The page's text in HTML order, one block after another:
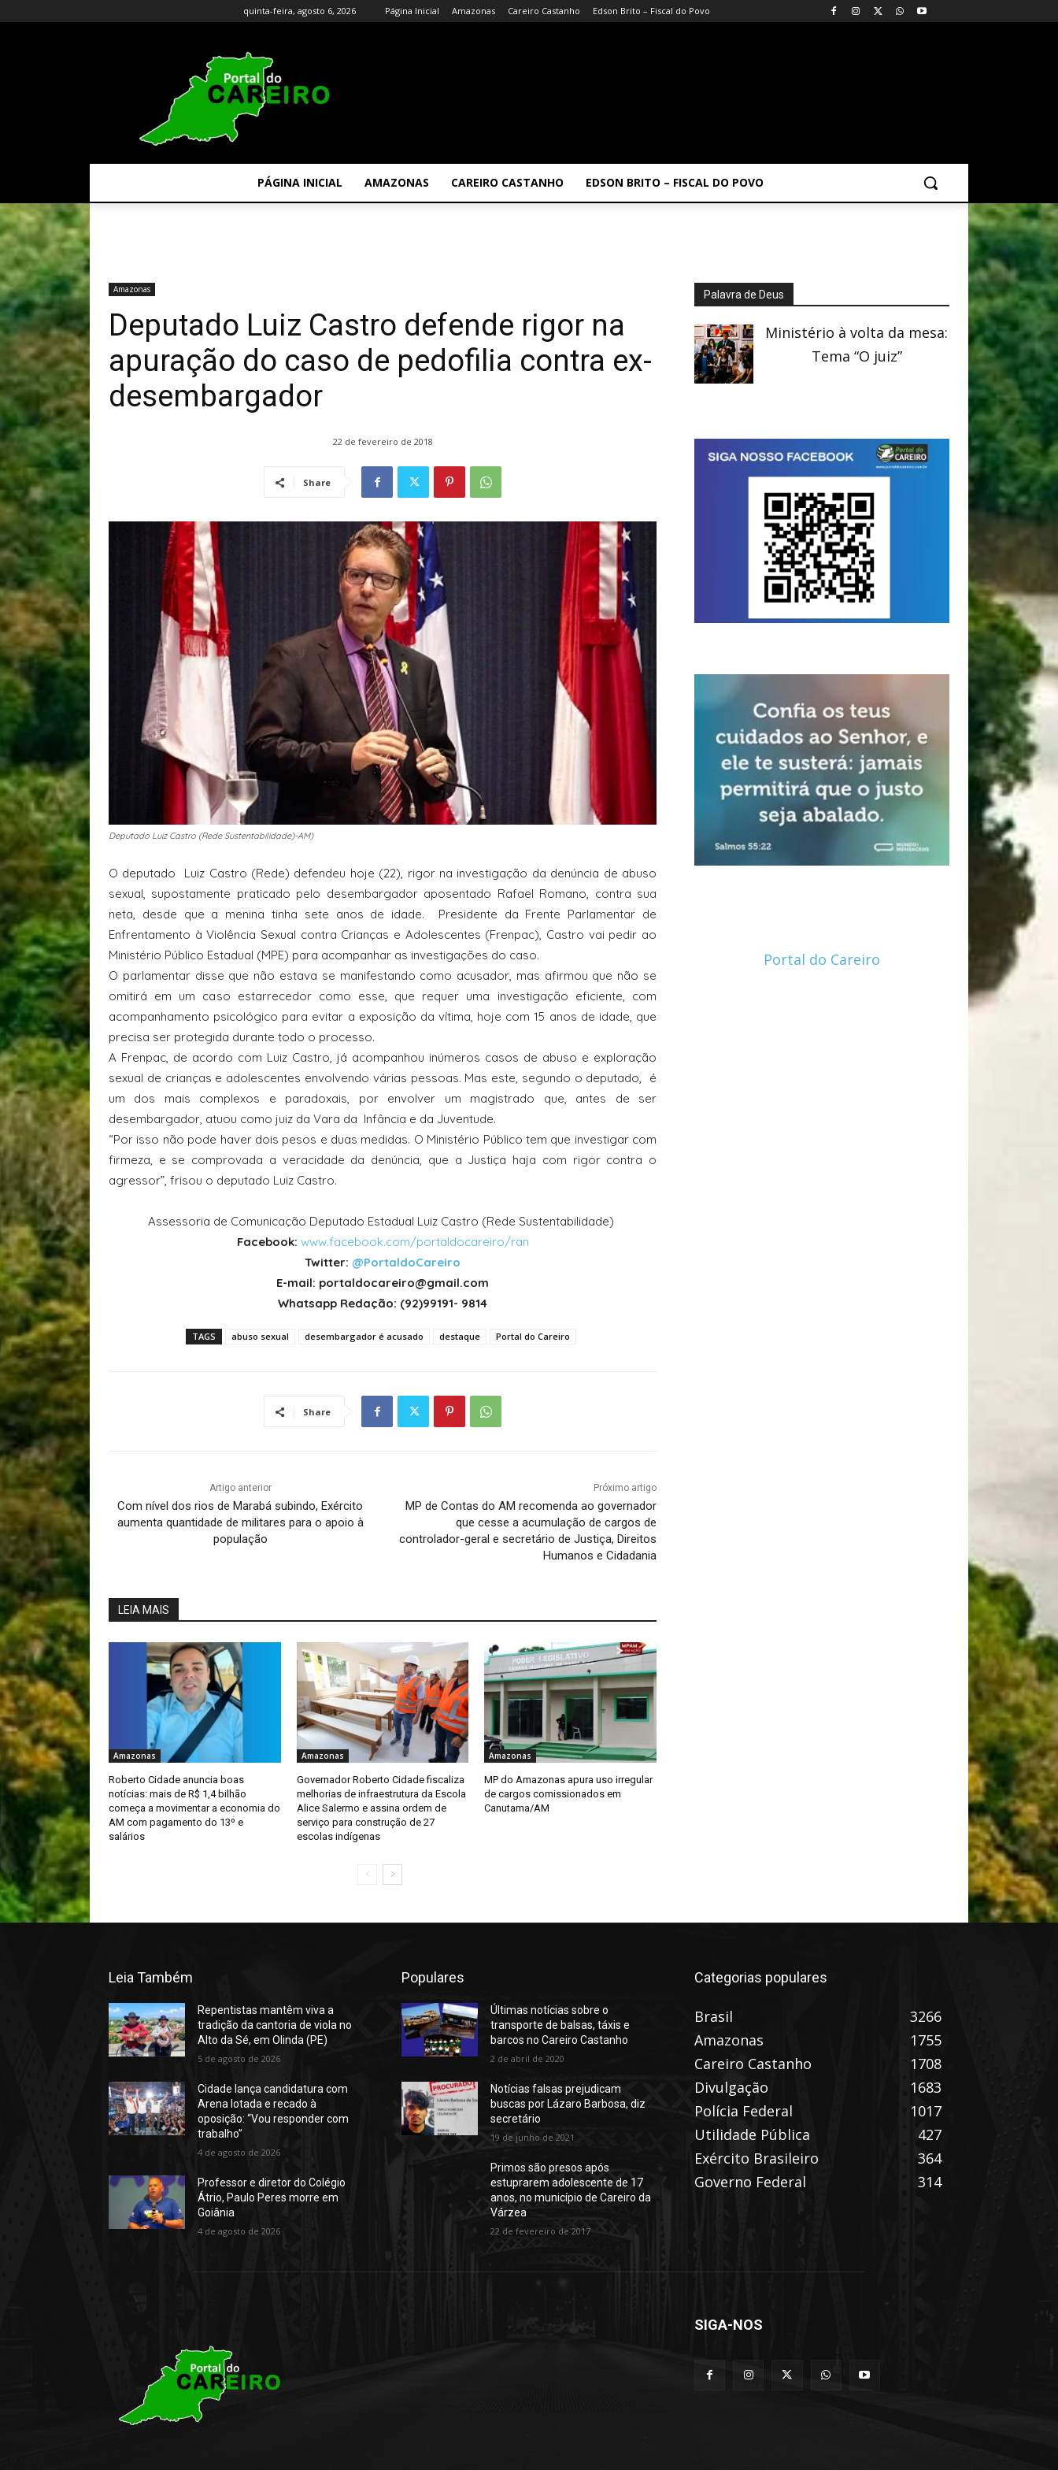
quinta-feira, agosto 6, 2026 Página Inicial Amazonas Careiro Castanho Edson Brito – Fiscal do Povo
PÁGINA INICIAL AMAZONAS CAREIRO CASTANHO EDSON BRITO – FISCAL DO POVO
Amazonas
Deputado Luiz Castro defende rigor na
apuração do caso de pedofilia contra ex-
desembargador
22 de fevereiro de 2018
Share
Deputado Luiz Castro (Rede Sustentabilidade)-AM)
O deputado
Luiz Castro (Rede) defendeu hoje (22), rigor na investigação da denúncia de abuso
sexual, supostamente praticado pelo desembargador aposentado Rafael Romano, contra sua
neta, desde que a menina tinha sete anos de idade.
Presidente da Frente Parlamentar de
Enfrentamento à Violência Sexual contra Crianças e Adolescentes (Frenpac), Castro vai pedir ao
Ministério Público Estadual (MPE) para acompanhar as investigações do caso.
O parlamentar disse que não estava se manifestando como acusador, mas afirmou que não se
omitirá em um caso estarrecedor como esse, que requer uma investigação eficiente, com
acompanhamento psicológico para evitar a exposição da vítima, hoje com 15 anos de idade, que
precisa ser protegida durante todo o processo.
A Frenpac, de acordo com Luiz Castro, já acompanhou inúmeros casos de abuso e exploração
sexual de crianças e adolescentes envolvendo várias pessoas. Mas este, segundo o deputado,
é
um dos mais complexos e paradoxais, por envolver um magistrado que, antes de ser
desembargador, atuou como juiz da Vara da Infância e da Juventude.
“Por isso não pode haver dois pesos e duas medidas. O Ministério Público tem que investigar com
firmeza, e se comprovada a veracidade da denúncia, que a Justiça haja com rigor contra o
agressor”, frisou o deputado Luiz Castro.
Assessoria de Comunicação Deputado Estadual Luiz Castro (Rede Sustentabilidade)
Facebook: www.facebook.com/portaldocareiro/ran
Twitter: @PortaldoCareiro
E-mail: portaldocareiro@gmail.com
Whatsapp Redação: (92)99191- 9814
TAGS abuso sexual desembargador é acusado destaque Portal do Careiro
Share
Artigo anterior
Com nível dos rios de Marabá subindo, Exército
aumenta quantidade de militares para o apoio à
população
Próximo artigo
MP de Contas do AM recomenda ao governador
que cesse a acumulação de cargos de
controlador-geral e secretário de Justiça, Direitos
Humanos e Cidadania
LEIA MAIS
Amazonas
Roberto Cidade anuncia boas
notícias: mais de R$ 1,4 bilhão
começa a movimentar a economia do
AM com pagamento do 13º e
salários
Amazonas
Governador Roberto Cidade fiscaliza
melhorias de infraestrutura da Escola
Alice Salermo e assina ordem de
serviço para construção de 27
escolas indígenas
Amazonas
MP do Amazonas apura uso irregular
de cargos comissionados em
Canutama/AM
Palavra de Deus
Ministério à volta da mesa:
Tema “O juiz”
Portal do Careiro
Leia Também
Repentistas mantêm viva a
tradição da cantoria de viola no
Alto da Sé, em Olinda (PE)
5 de agosto de 2026
Cidade lança candidatura com
Arena lotada e recado à
oposição: “Vou responder com
trabalho”
4 de agosto de 2026
Professor e diretor do Colégio
Átrio, Paulo Peres morre em
Goiânia
4 de agosto de 2026
Populares
Últimas notícias sobre o
transporte de balsas, táxis e
barcos no Careiro Castanho
2 de abril de 2020
Notícias falsas prejudicam
buscas por Lázaro Barbosa, diz
secretário
19 de junho de 2021
Primos são presos após
estuprarem adolescente de 17
anos, no município de Careiro da
Várzea
22 de fevereiro de 2017
Categorias populares
Brasil
3266
Amazonas
1755
Careiro Castanho
1708
Divulgação
1683
Polícia Federal
1017
Utilidade Pública
427
Exército Brasileiro
364
Governo Federal
314
SIGA-NOS